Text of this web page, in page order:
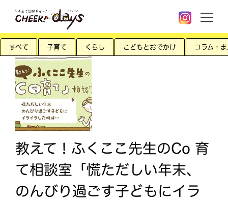
すべて 子育て くらし こどもとおでかけ コラム・
教えて！ふくここ先生のCo 育
て相談室「慌ただしい年末、
のんびり過ごす子どもにイラ